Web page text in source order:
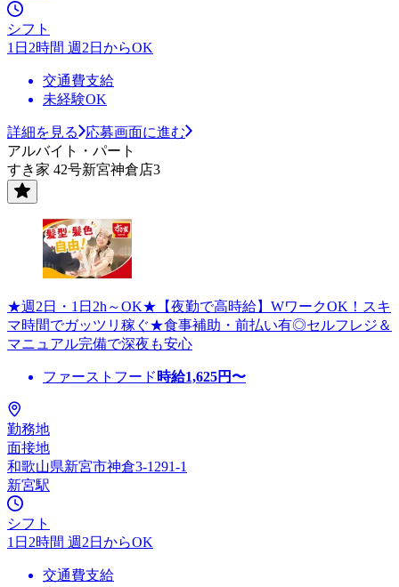
シフト
1日2時間 週2日からOK
交通費支給
未経験OK
詳細を見る
応募画面に進む
アルバイト・パート
すき家 42号新宮神倉店3
★週2日・1日2h～OK★【夜勤で高時給】WワークOK！スキ
マ時間でガッツリ稼ぐ★食事補助・前払い有◎セルフレジ＆
マニュアル完備で深夜も安心
ファーストフード 時給1,625円〜
勤務地
面接地
和歌山県新宮市神倉3-1291-1
新宮駅
シフト
1日2時間 週2日からOK
交通費支給